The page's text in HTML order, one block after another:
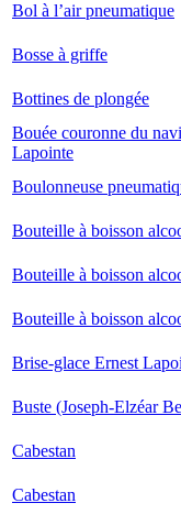
Bol à l’air pneumatique
Bosse à griffe
Bottines de plongée
Bouée couronne du
Lapointe
Boulonneuse
Bouteille à boisson
Bouteille à boisson
Bouteille à boisson
Brise-glace Ernest
Buste (Joseph-Elzéar
Cabestan
Cabestan